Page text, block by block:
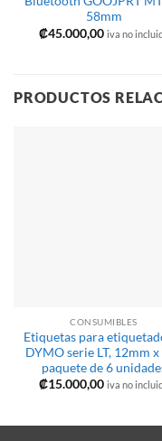
58mm
₡45.000,00 iva no
PRODUCTOS
CONSUMIBLES
Etiquetas para
DYMO serie LT, 12mm x
paquete de 6
₡15.000,00 iva no